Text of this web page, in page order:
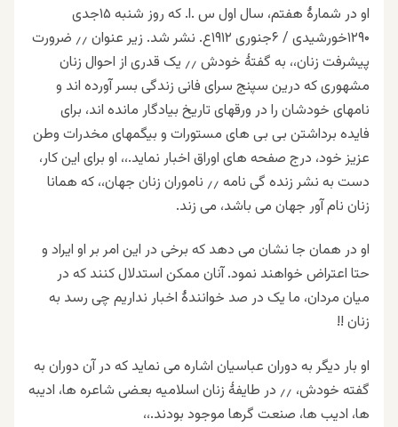
او در شمارهٔ هفتم، سال اول س .ا. که روز شنبه ۱۵جدی
۱۲۹۰خورشیدی / ۶جنوری ۱۹۱۲
ع. نشر شد. زیر عنوان ٫٫ ضرورت
پیشرفت زنان،، به گفتهٔ خودش ٫٫ یک قدری از احوال زنان
مشهوری که درین سپنج سرای فانی زندگی بسر آورده اند و
نامهای خودشان را در ورقهای تاریخ بیادگار مانده اند، برای
فایده برداشتن بی بی های مستورات و بیگمهای مخدرات وطن
عزیز خود، درج صفحه های اوراق اخبار نماید.،، او برای این کار،
دست به نشر زنده گی نامه ٫٫ ناموران زنان جهان،، که همانا
زنان نام آور جهان می باشد، می زند.
او در همان جا نشان می دهد که برخی در این امر بر او ایراد و
حتا اعتراض خواهند نمود. آنان ممکن استدلال کنند که در
میان مردان، ما یک در صد خوانندهٔ اخبار نداریم چی رسد به
زنان !!
او بار دیگر به دوران عباسیان اشاره می نماید که در آن دوران به
گفته خودش، ٫٫ در طایفهٔ زنان اسلامیه بعضی شاعره ها، ادیبه
ها، ادیب ها، صنعت گرها موجود بودند.،،